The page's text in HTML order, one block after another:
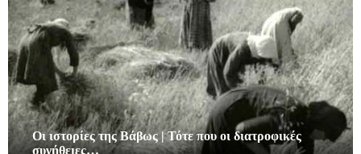
Οι ιστορίες της Βάβως | Τότε που οι διατροφικές
συνήθειες…